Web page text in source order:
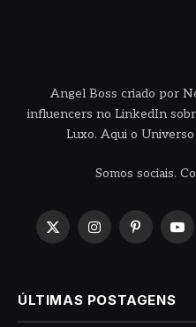
Angel Boss criado por
influencers no LinkedIn
Luxo. Aqui o
Somos sociais.
X
InstagramPinterest
ÚLTIMAS POSTAGENS